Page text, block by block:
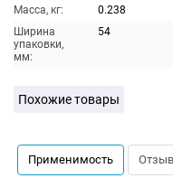
Масса, кг:
0.238
Ширина
упаковки,
мм:
54
Похожие товары
Применимость